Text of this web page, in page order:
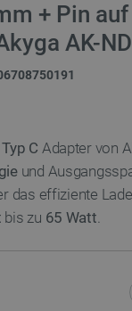
+ Pin auf
AK-
C Adapter von
und
das effiziente
bis zu 65 Watt.